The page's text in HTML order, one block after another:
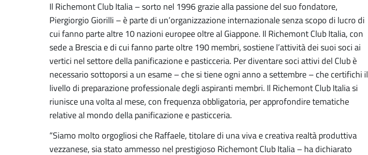
Il Richemont Club Italia – sorto nel 1996 grazie alla passione del suo fondatore,
Piergiorgio Giorilli – è parte di un’organizzazione internazionale senza scopo di lucro di
cui fanno parte altre 10 nazioni europee oltre al Giappone. Il Richemont Club Italia, con
sede a Brescia e di cui fanno parte oltre 190 membri, sostiene l’attività dei suoi soci ai
vertici nel settore della panificazione e pasticceria. Per diventare soci attivi del Club è
necessario sottoporsi a un esame – che si tiene ogni anno a settembre – che certifichi il
livello di preparazione professionale degli aspiranti membri. Il Richemont Club Italia si
riunisce una volta al mese, con frequenza obbligatoria, per approfondire tematiche
relative al mondo della panificazione e pasticceria.
“Siamo molto orgogliosi che Raffaele, titolare di una viva e creativa realtà produttiva
vezzanese, sia stato ammesso nel prestigioso Richemont Club Italia – ha dichiarato